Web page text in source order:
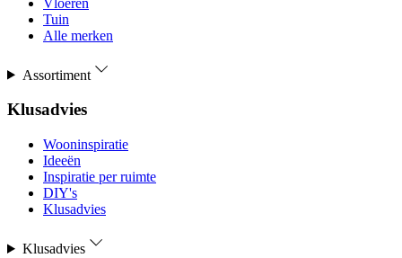
Tuin
Alle merken
Assortiment
Klusadvies
Wooninspiratie
Ideeën
Inspiratie per ruimte
DIY's
Klusadvies
Klusadvies